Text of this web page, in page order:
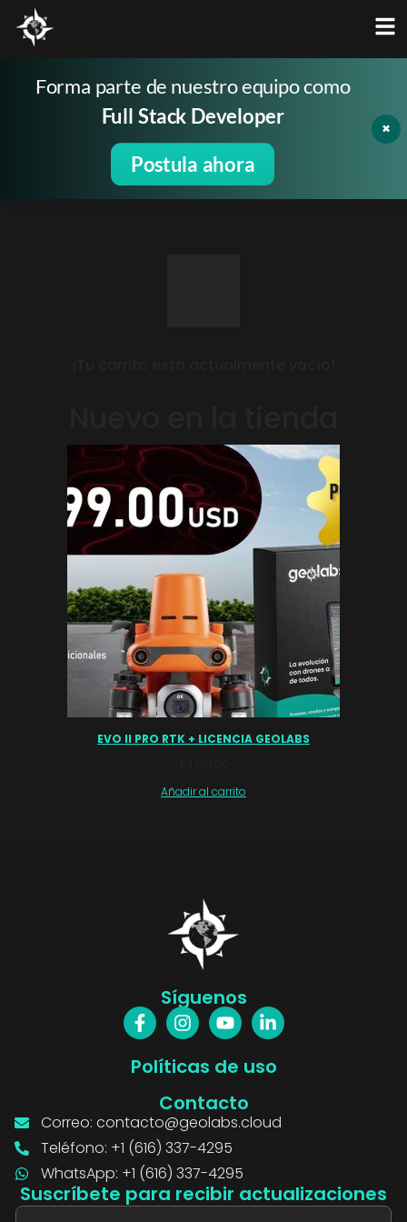
Forma parte de nuestro equipo como
Full Stack Developer
Postula ahora
×
CARRITO
Inicio/ Carrito
EVO II PRO RTK + LICENCIA GEOLABS
Añadir al carrito
Síguenos
Políticas de uso
Contacto
Correo: contacto@geolabs.cloud
Teléfono: +1 (616) 337-4295
WhatsApp: +1 (616) 337-4295
Suscríbete para recibir actualizaciones